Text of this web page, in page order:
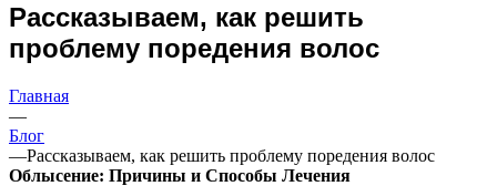
Рассказываем, как решить
проблему поредения волос
Главная
—
Блог
—Рассказываем, как решить проблему поредения волос
Облысение: Причины и Способы Лечения